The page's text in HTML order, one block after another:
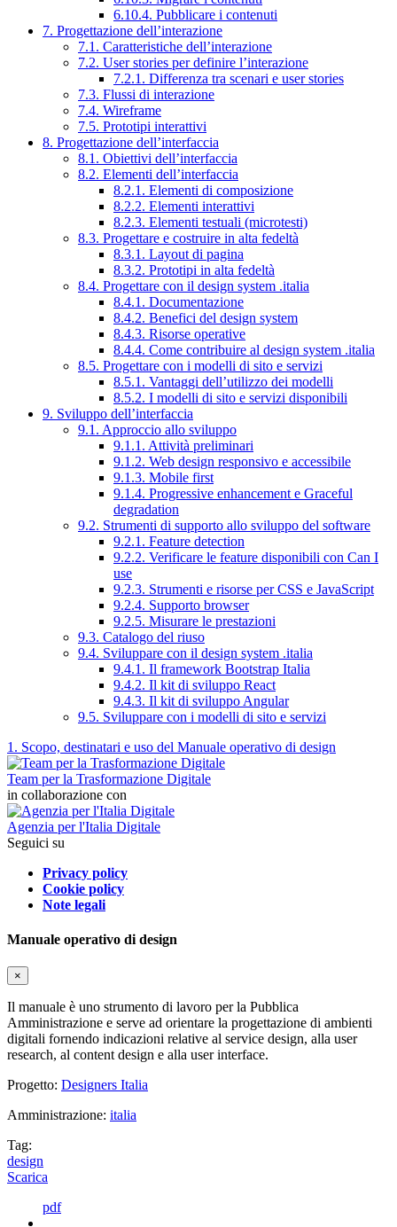
6.10.4. Pubblicare i contenuti
7. Progettazione dell’interazione
7.1. Caratteristiche dell’interazione
7.2. User stories per definire l’interazione
7.2.1. Differenza tra scenari e user stories
7.3. Flussi di interazione
7.4. Wireframe
7.5. Prototipi interattivi
8. Progettazione dell’interfaccia
8.1. Obiettivi dell’interfaccia
8.2. Elementi dell’interfaccia
8.2.1. Elementi di composizione
8.2.2. Elementi interattivi
8.2.3. Elementi testuali (microtesti)
8.3. Progettare e costruire in alta fedeltà
8.3.1. Layout di pagina
8.3.2. Prototipi in alta fedeltà
8.4. Progettare con il design system .italia
8.4.1. Documentazione
8.4.2. Benefici del design system
8.4.3. Risorse operative
8.4.4. Come contribuire al design system .italia
8.5. Progettare con i modelli di sito e servizi
8.5.1. Vantaggi dell’utilizzo dei modelli
8.5.2. I modelli di sito e servizi disponibili
9. Sviluppo dell’interfaccia
9.1. Approccio allo sviluppo
9.1.1. Attività preliminari
9.1.2. Web design responsivo e accessibile
9.1.3. Mobile first
9.1.4. Progressive enhancement e Graceful
degradation
9.2. Strumenti di supporto allo sviluppo del software
9.2.1. Feature detection
9.2.2. Verificare le feature disponibili con Can I
use
9.2.3. Strumenti e risorse per CSS e JavaScript
9.2.4. Supporto browser
9.2.5. Misurare le prestazioni
9.3. Catalogo del riuso
9.4. Sviluppare con il design system .italia
9.4.1. Il framework Bootstrap Italia
9.4.2. Il kit di sviluppo React
9.4.3. Il kit di sviluppo Angular
9.5. Sviluppare con i modelli di sito e servizi
1. Scopo, destinatari e uso del Manuale operativo di design
Team per la Trasformazione Digitale
in collaborazione con
Agenzia per l'Italia Digitale
Seguici su
Privacy policy
Cookie policy
Note legali
Manuale operativo di design
×
Il manuale è uno strumento di lavoro per la Pubblica
Amministrazione e serve ad orientare la progettazione di ambienti
digitali fornendo indicazioni relative al service design, alla user
research, al content design e alla user interface.
Progetto: Designers Italia
Amministrazione: italia
Tag:
design
Scarica
pdf